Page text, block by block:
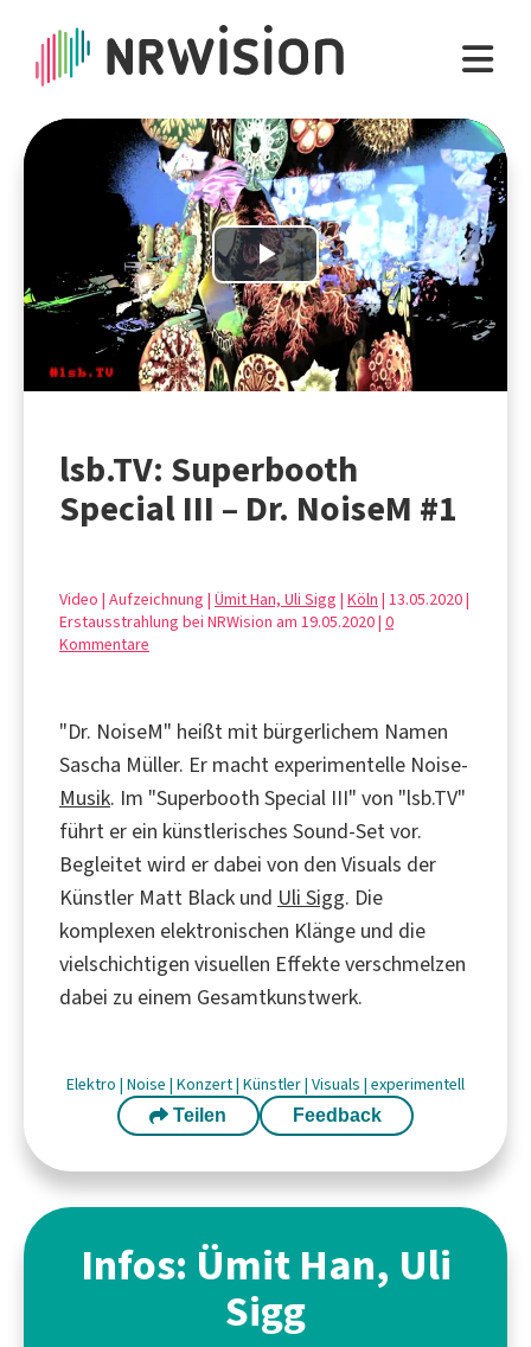
Play
Video
lsb.TV: Superbooth
Special III – Dr. NoiseM #1
Video | Aufzeichnung | Ümit Han, Uli Sigg | Köln | 13.05.2020 |
Erstausstrahlung bei NRWision am 19.05.2020 | 0
Kommentare
"Dr. NoiseM" heißt mit bürgerlichem Namen
Sascha Müller. Er macht experimentelle Noise-
Musik. Im "Superbooth Special III" von "lsb.TV"
führt er ein künstlerisches Sound-Set vor.
Begleitet wird er dabei von den Visuals der
Künstler Matt Black und Uli Sigg. Die
komplexen elektronischen Klänge und die
vielschichtigen visuellen Effekte verschmelzen
dabei zu einem Gesamtkunstwerk.
Elektro | Noise | Konzert| Künstler| Visuals | experimentell
Teilen Feedback
Infos: Ümit Han, Uli
Sigg